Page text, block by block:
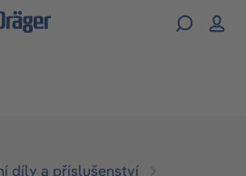
díly a příslušenství